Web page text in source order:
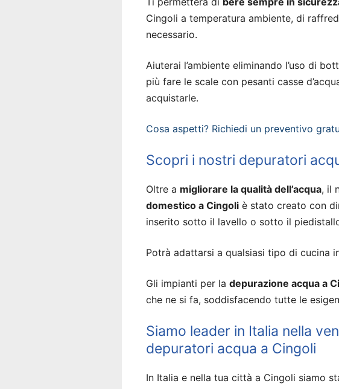
Cingoli a temperatura ambiente, di
necessario.
Aiuterai l’ambiente eliminando l’uso di
più fare le scale con pesanti casse
acquistarle.
Cosa aspetti? Richiedi un preventivo
Scopri i nostri depuratori
Oltre a migliorare la qualità dell’acqua, il
domestico a Cingoli è stato creato con
inserito sotto il lavello o sotto il
Potrà adattarsi a qualsiasi tipo di cucina
Gli impianti per la depurazione acqua a
che ne si fa, soddisfacendo tutte le
Siamo leader in Italia nella
depuratori acqua a Cingoli
In Italia e nella tua città a Cingoli siamo